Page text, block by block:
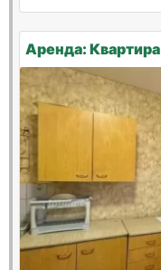
Аренда: Квартира